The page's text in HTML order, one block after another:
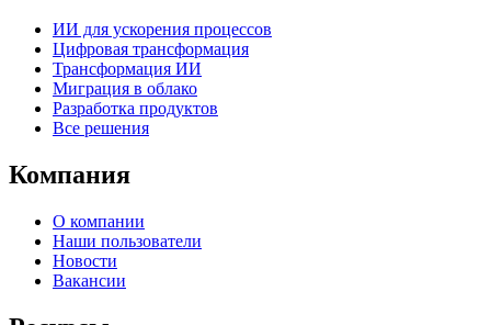
ИИ для ускорения процессов
Цифровая трансформация
Трансформация ИИ
Миграция в облако
Разработка продуктов
Все решения
Компания
О компании
Наши пользователи
Новости
Вакансии